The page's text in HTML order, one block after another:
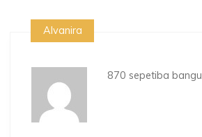
Alvanira
870 sepetiba bangu